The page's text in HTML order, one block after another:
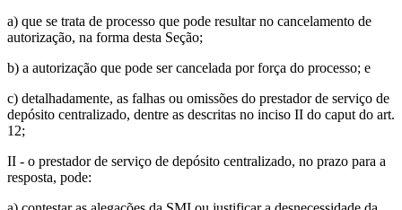
a) que se trata de processo que pode resultar no cancelamento de
autorização, na forma desta Seção;
b) a autorização que pode ser cancelada por força do processo; e
c) detalhadamente, as falhas ou omissões do prestador de serviço de
depósito centralizado, dentre as descritas no inciso II do caput do art.
12;
II - o prestador de serviço de depósito centralizado, no prazo para a
resposta, pode: